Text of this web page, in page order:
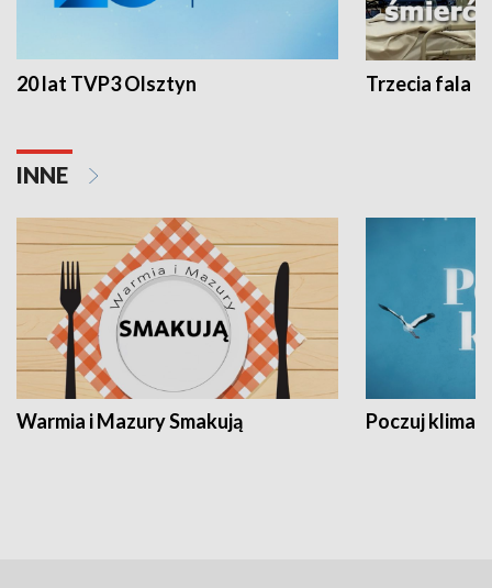
20 lat TVP3 Olsztyn Trzecia fala -
INNE
Warmia i Mazury Smakują Poczuj klimat